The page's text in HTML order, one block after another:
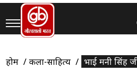
होम कला-साहित्य भाई मनी सिंह